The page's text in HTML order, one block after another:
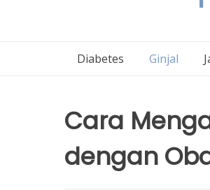
Diabetes Ginjal
Cara
dengan